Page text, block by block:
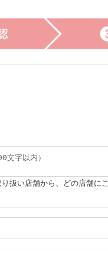
扱い店舗から、どの店舗に